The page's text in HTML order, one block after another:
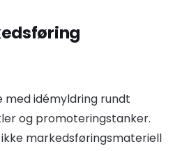
med idémyldring rundt
og promoteringstanker.
markedsføringsmateriell